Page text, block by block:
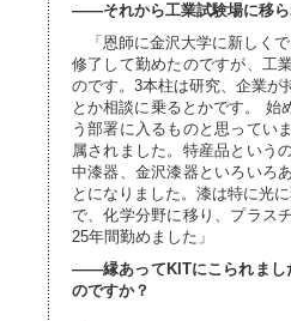
――それから工業試験場に移ら
「恩師に金沢大学に新しく
修了して勤めたのですが、工
のです。3本柱は研究、企業が
とか相談に乗るとかです。 始
う部署に入るものと思ってい
属されました。特産品という
中漆器、金沢漆器といろいろ
とになりました。漆は特に光
で、化学分野に移り、プラス
25年間勤めました」
――縁あってKITにこられまし
のですか？